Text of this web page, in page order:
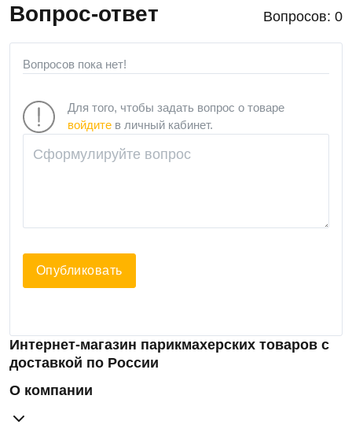
Вопрос-ответ Вопросов: 0
Вопросов пока нет!
Для того, чтобы задать вопрос о товаре
войдите в личный кабинет.
Опубликовать
Интернет-магазин парикмахерских товаров с
доставкой по России
О компании